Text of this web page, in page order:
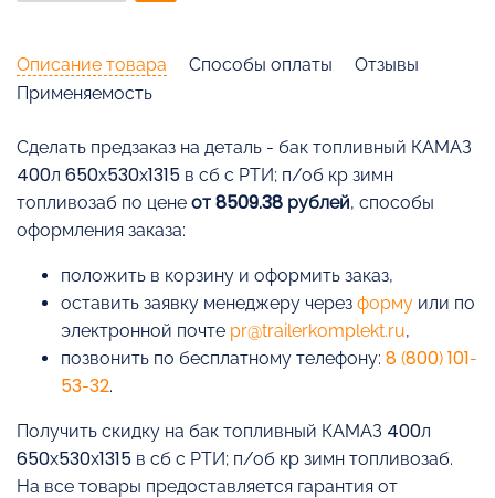
Описание товара Способы оплаты
Отзывы
Применяемость
Cделать предзаказ на деталь - бак топливный КАМАЗ
400л 650х530х1315 в сб с РТИ; п/об кр зимн
топливозаб по цене от 8509.38 рублей, способы
оформления заказа:
положить в корзину и оформить заказ,
оставить заявку менеджеру через форму или по
электронной почте pr@trailerkomplekt.ru,
позвонить по бесплатному телефону: 8 (800) 101-
53-32.
Получить скидку на бак топливный КАМАЗ 400л
650х530х1315 в сб с РТИ; п/об кр зимн топливозаб.
На все товары предоставляется гарантия от